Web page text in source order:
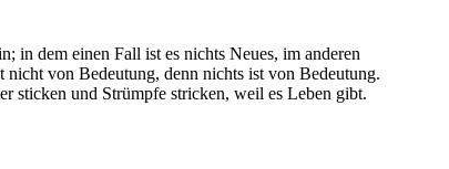
in dem einen Fall ist es nichts Neu­es, im ande­ren
von Bedeu­tung, denn nichts ist von Bedeu­tung.
sti­cken und Strümp­fe stri­cken, weil es Leben gibt.